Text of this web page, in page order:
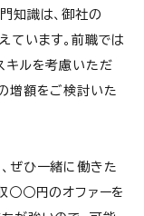
知識は、御社の
ています。前職では
キルを考慮いただ
増額をご検討いた
ぜひ一緒に働きた
○○円のオファーを